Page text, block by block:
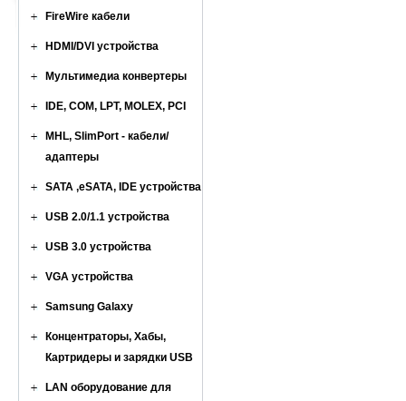
FireWire кабели
HDMI/DVI устройства
Мультимедиа конвертеры
IDE, COM, LPT, MOLEX, PCI
MHL, SlimPort - кабели/
адаптеры
SATA ,eSATA, IDE устройства
USB 2.0/1.1 устройства
USB 3.0 устройства
VGA устройства
Samsung Galaxy
Концентраторы, Хабы,
Картридеры и зарядки USB
LAN оборудование для